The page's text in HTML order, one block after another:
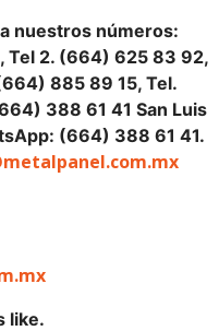
nuestros números:
Tel 2. (664) 625 83 92,
885 89 15, Tel.
388 61 41 San Luis
(664) 388 61 41.
like.